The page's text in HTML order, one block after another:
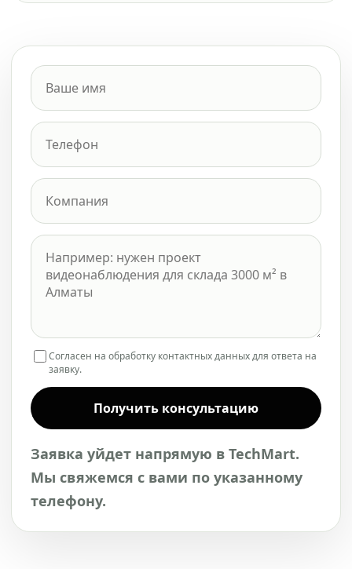
Согласен на обработку контактных данных для ответа на
заявку.
Получить консультацию
Заявка уйдет напрямую в TechMart.
Мы свяжемся с вами по указанному
телефону.